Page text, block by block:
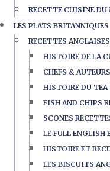
RECETTE CUISINE DU
LES PLATS BRITANNIQUES
RECETTES
HISTOIRE DE LA
CHEFS &
HISTOIRE DU
FISH AND CHIPS
SCONES
LE FULL ENGLISH
HISTOIRE ET
LES BISCUITS